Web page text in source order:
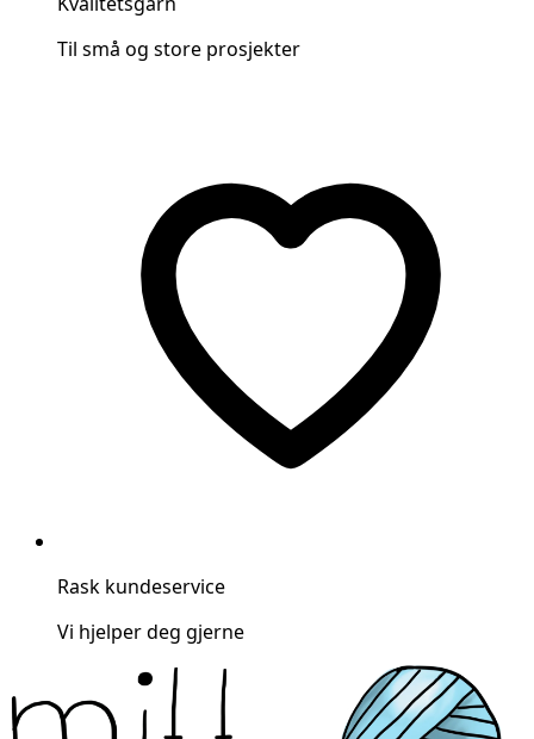
Til små og store prosjekter
Rask kundeservice
Vi hjelper deg gjerne